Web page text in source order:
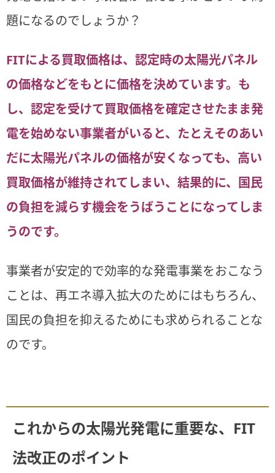
題になるのでしょうか？
FITによる買取価格は、認定時の太陽光パネル
の価格などをもとに価格を決めています。も
し、認定を受けて買取価格を確定させたまま発
電を始めない事業者がいると、たとえそのあい
だに太陽光パネルの価格が安くなっても、高い
買取価格が維持されてしまい、結果的に、国民
の負担を減らす機会をうばうことになってしま
うのです。
事業者が安定的で効率的な発電事業をおこなう
ことは、再エネ導入拡大のためにはもちろん、
国民の負担を抑えるためにも求められることな
のです。
これからの太陽光発電に重要な、FIT
法改正のポイント